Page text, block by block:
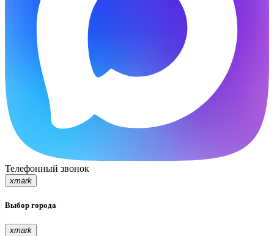
Телефонный звонок
xmark
Выбор города
xmark